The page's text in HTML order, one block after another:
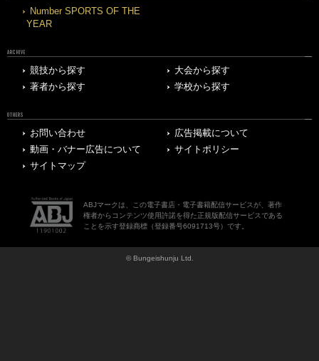
Number SPORTS OF THE
YEAR
ARCHIVE
競技から探す
大会から探す
著者から探す
学校から探す
OTHERS
お問い合わせ
広告掲載について
動画・バナー広告について
サイトポリシー
サイトマップ
ABJマークは、この電子書店・電子書籍配信サービスが、著作
権者からコンテンツ使用許諾を得た正規版配信サービスである
ことを示す登録商標（登録番号6091713号）です。
© Bungeishunju Ltd.